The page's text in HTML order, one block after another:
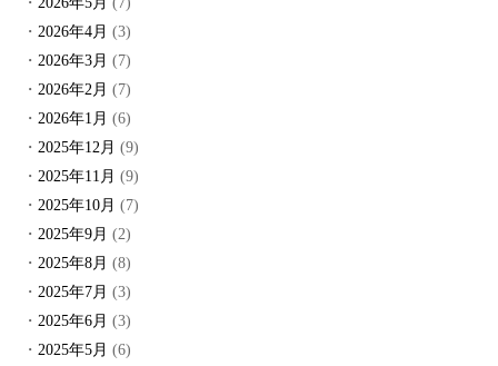
2026年4月 (3)
2026年3月 (7)
2026年2月 (7)
2026年1月 (6)
2025年12月 (9)
2025年11月 (9)
2025年10月 (7)
2025年9月 (2)
2025年8月 (8)
2025年7月 (3)
2025年6月 (3)
2025年5月 (6)